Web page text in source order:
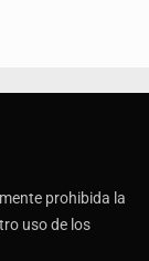
prohibida la
uso de los